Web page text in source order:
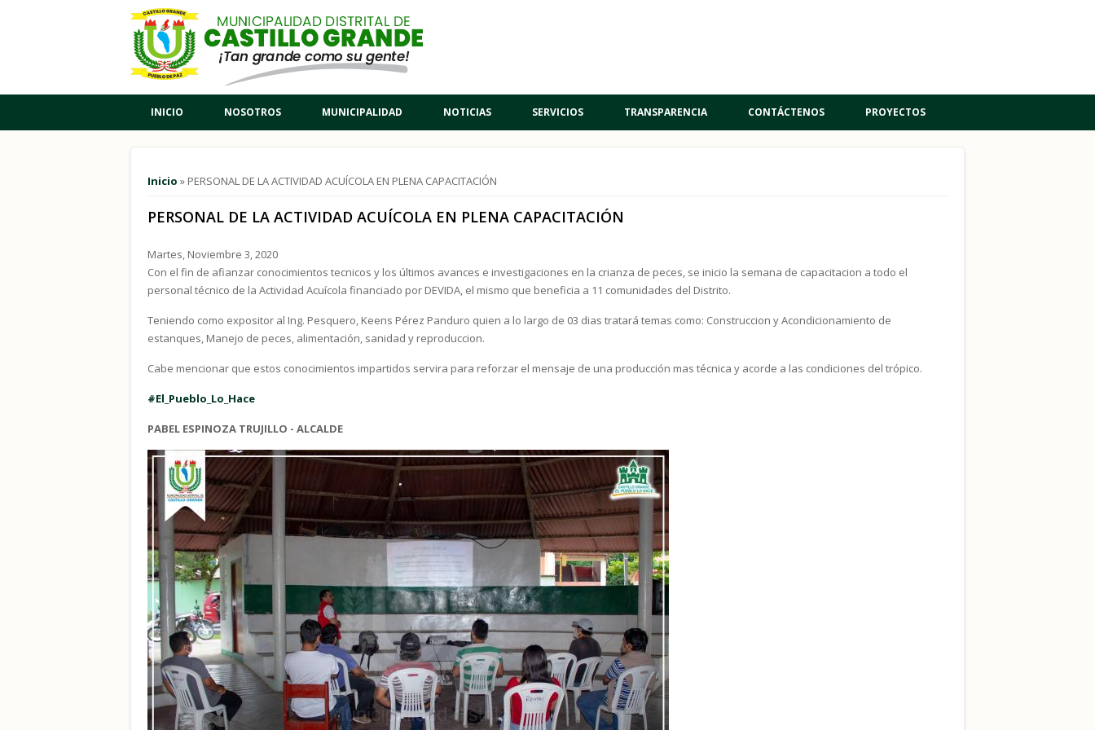
Pasar al contenido principal
INICIO NOSOTROS MUNICIPALIDAD NOTICIAS SERVICIOS TRANSPARENCIA CONTÁCTENOS PROYECTOS
Usted está aquí
Inicio » PERSONAL DE LA ACTIVIDAD ACUÍCOLA EN PLENA CAPACITACIÓN
PERSONAL DE LA ACTIVIDAD ACUÍCOLA EN PLENA CAPACITACIÓN
Martes, Noviembre 3, 2020
Con el fin de afianzar conocimientos tecnicos y los últimos avances e investigaciones en la crianza de peces, se inicio la semana de capacitacion a todo el
personal técnico de la Actividad Acuícola financiado por DEVIDA, el mismo que beneficia a 11 comunidades del Distrito.
Teniendo como expositor al Ing. Pesquero, Keens Pérez Panduro quien a lo largo de 03 dias tratará temas como: Construccion y Acondicionamiento de
estanques, Manejo de peces, alimentación, sanidad y reproduccion.
Cabe mencionar que estos conocimientos impartidos servira para reforzar el mensaje de una producción mas técnica y acorde a las condiciones del trópico.
#El_Pueblo_Lo_Hace
PABEL ESPINOZA TRUJILLO - ALCALDE